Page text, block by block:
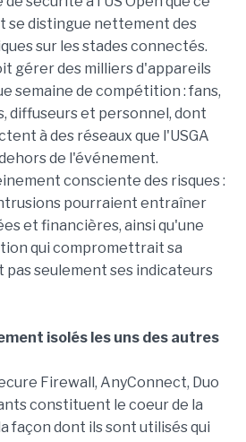
se distingue nettement des
sur les stades connectés.
gérer des milliers d'appareils
semaine de compétition : fans,
diffuseurs et personnel, dont
à des réseaux que l'USGA
de l'événement.
consciente des risques :
pourraient entraîner
et financières, ainsi qu'une
qui compromettrait sa
pas seulement ses indicateurs
isolés les uns des autres
Firewall, AnyConnect, Duo
constituent le coeur de la
façon dont ils sont utilisés qui